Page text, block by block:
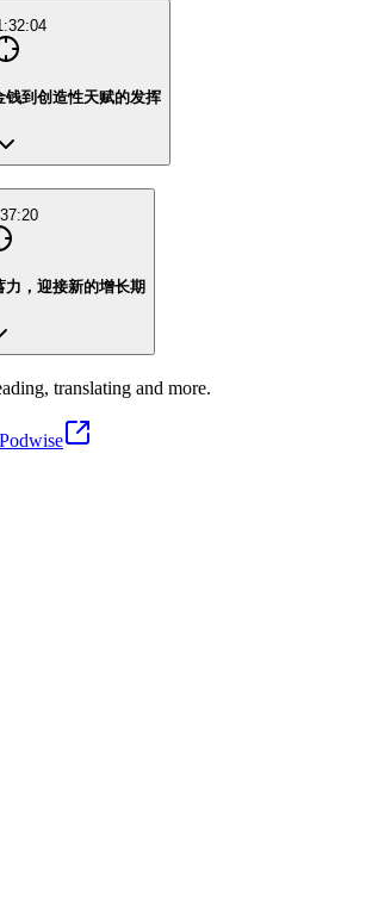
钱到创造性天赋的发挥
，迎接新的增长期
translating and more.